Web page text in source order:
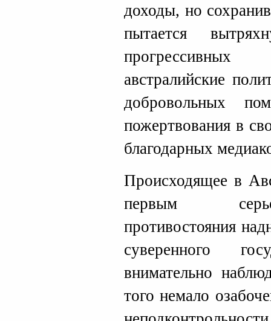
доходы, но
пытается
австралийские
добровольных
пожертвования в
благодарных
Происходящее в
первым
противостояния
суверенного
внимательно
того немало